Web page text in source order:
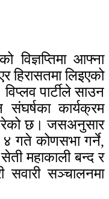
विज्ञप्तिमा आफ्ना
हिरासतमा लिइएको
पार्टीले साउन
कार्यक्रम
छ। जसअनुसार
४ गते कोणसभा गर्ने,
महाकाली बन्द र
सञ्चालनमा